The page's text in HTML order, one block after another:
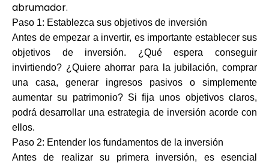
Historial de Rondas
Blog
Contáctenos
abrumador.
Paso 1: Establezca sus objetivos de inversión
Antes de empezar a invertir, es importante establecer sus
objetivos de inversión. ¿Qué espera conseguir
invirtiendo? ¿Quiere ahorrar para la jubilación, comprar
una casa, generar ingresos pasivos o simplemente
aumentar su patrimonio? Si fija unos objetivos claros,
podrá desarrollar una estrategia de inversión acorde con
ellos.
Paso 2: Entender los fundamentos de la inversión
Antes de realizar su primera inversión, es esencial